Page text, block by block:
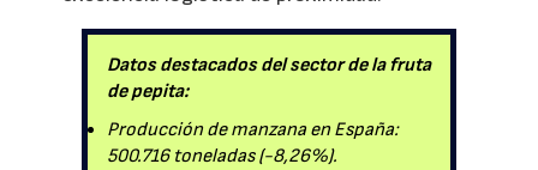
Datos destacados del sector de la fruta
de pepita:
Producción de manzana en España:
500.716 toneladas (-8,26%).